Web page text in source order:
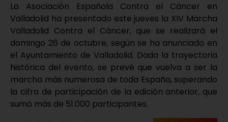
La Asociación Española Contra el Cáncer en
Valladolid ha presentado este jueves la XIV Marcha
Valladolid Contra el Cáncer, que se realizará el
domingo 26 de octubre, según se ha anunciado en
el Ayuntamiento de Valladolid. Dada la trayectoria
histórica del evento, se prevé que vuelva a ser la
marcha más numerosa de toda España, superando
la cifra de participación de la edición anterior, que
sumó más de 51.000 participantes.